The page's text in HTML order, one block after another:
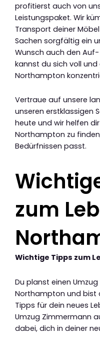
profitierst auch von
Leistungspaket. Wir
Transport deiner
Sachen sorgfältig ein
Wunsch auch den
kannst du sich voll
Northampton
Vertraue auf unsere
unseren erstklassigen
heute und wir helfen
Northampton zu
Bedürfnissen passt.
zum
Wichtige Tipps zum
Du planst einen
Northampton und bist
Tipps für dein neues
Umzug Zimmermann
dabei, dich in deiner